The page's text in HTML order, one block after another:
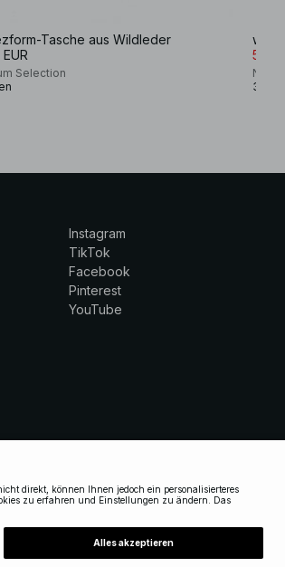
Tasche aus Wildleder
Selection
53,16
NA-
3
Instagram
TikTok
Facebook
Pinterest
YouTube
GERMANY